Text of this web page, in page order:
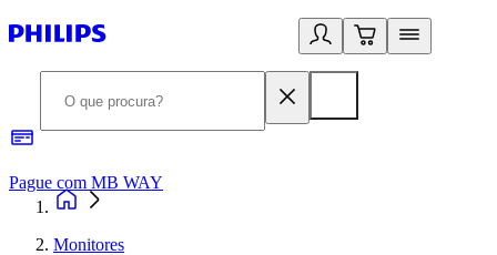
Pague com MB WAY
Monitores